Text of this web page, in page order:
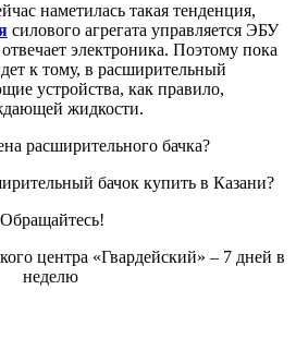
наметилась такая тенденция,
силового агрегата управляется ЭБУ
отвечает электроника. Поэтому пока
к тому, в расширительный
устройства, как правило,
жидкости.
расширительного бачка?
бачок купить в Казани?
Обращайтесь!
центра «Гвардейский» – 7 дней в
неделю